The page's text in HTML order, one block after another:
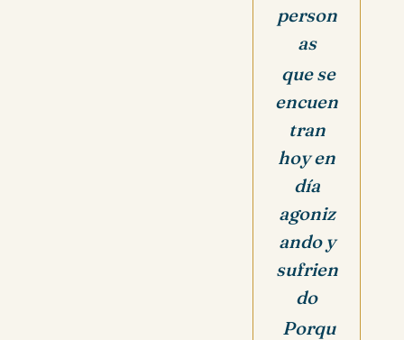
person
as
que se
encuen
tran
hoy en
día
agoniz
ando y
sufrien
do
Porqu